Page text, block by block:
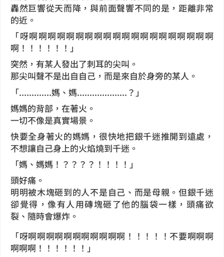
轟然巨響從天而降，與前面聲響不同的是，距離非常
的近。
「呀啊啊啊啊啊啊啊啊啊啊啊啊啊啊啊啊啊啊啊啊
啊！！！！！！」
突然，有某人發出了刺耳的尖叫。
那尖叫聲不是出自自己，而是來自於身旁的某人。
「.............媽、媽....................？」
媽媽的背部，在著火。
一切不像是真實場景。
快要全身著火的媽媽，很快地把銀千迷推開到遠處，
不想讓自己身上的火焰燒到千迷。
「媽、媽媽！？？？？！！！！」
頭好痛。
明明被木塊砸到的人不是自己、而是母親。但銀千迷
卻覺得，像有人用磚塊砸了他的腦袋一樣，頭痛欲
裂、隨時會爆炸。
「呀啊啊啊啊啊啊啊啊啊啊啊！！！！！不要啊啊啊
啊啊啊！！！！！！」